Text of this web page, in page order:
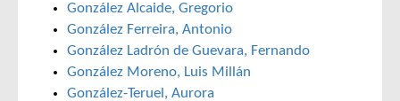
González Alcaide, Gregorio
González Ferreira, Antonio
González Ladrón de Guevara, Fernando
González Moreno, Luis Millán
González-Teruel, Aurora